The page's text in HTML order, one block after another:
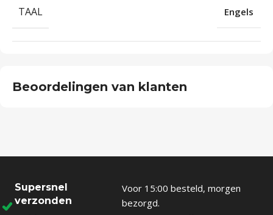
TAAL Engels
Beoordelingen van klanten
Supersnel
verzonden
Voor 15:00 besteld, morgen
bezorgd.